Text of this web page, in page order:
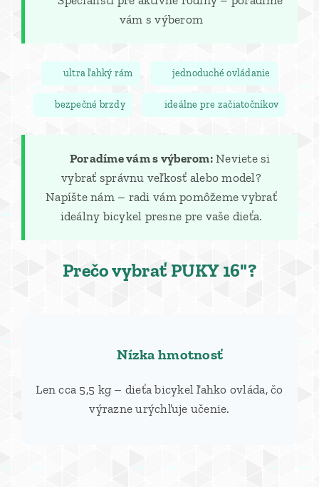
vám s výberom
✅ ultra ľahký rám ✅ jednoduché ovládanie
✅ bezpečné brzdy ✅ ideálne pre začiatočníkov
💡 Poradíme vám s výberom:Neviete si
vybrať správnu veľkosť alebo model?
Napíšte nám – radi vám pomôžeme vybrať
ideálny bicykel presne pre vaše dieťa.
Prečo vybrať PUKY 16"?
🚴‍♂️ Nízka hmotnosť
Len cca 5,5 kg – dieťa bicykel ľahko ovláda, čo
výrazne urýchľuje učenie.